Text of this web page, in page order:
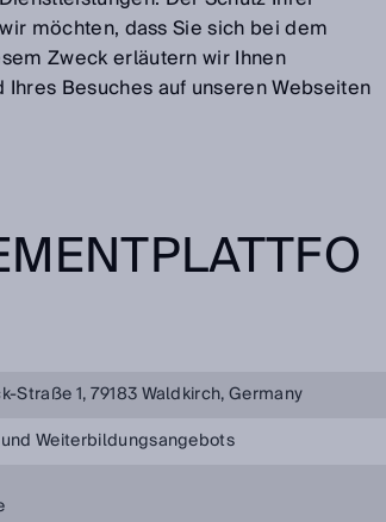
möchten, dass Sie sich bei dem
Zweck erläutern wir Ihnen
Besuches auf unseren Webseiten
Straße 1, 79183 Waldkirch, Germany
Weiterbildungsangebots